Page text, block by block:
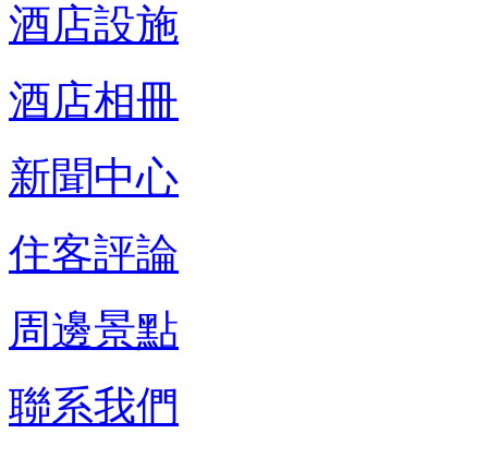
酒店設施
酒店相冊
新聞中心
住客評論
周邊景點
聯系我們